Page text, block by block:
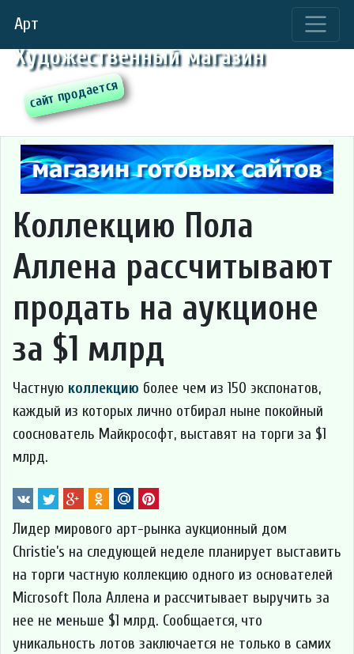
Арт
Художественный магазин
Коллекцию Пола
Аллена рассчитывают
продать на аукционе
за $1 млрд
Частную коллекцию более чем из 150 экспонатов,
каждый из которых лично отбирал ныне покойный
сооснователь Майкрософт, выставят на торги за $1
млрд.
Лидер мирового арт-рынка аукционный дом
Christie’s на следующей неделе планирует выставить
на торги частную коллекцию одного из основателей
Microsoft Пола Аллена и рассчитывает выручить за
нее не меньше $1 млрд. Сообщается, что
уникальность лотов заключается не только в самих